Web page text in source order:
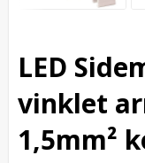
LED
vinklet
1,5mm²